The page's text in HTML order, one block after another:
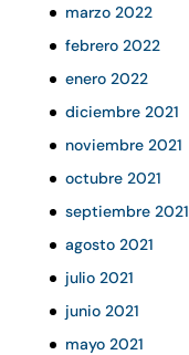
marzo 2022
febrero 2022
enero 2022
diciembre 2021
noviembre 2021
octubre 2021
septiembre 2021
agosto 2021
julio 2021
junio 2021
mayo 2021